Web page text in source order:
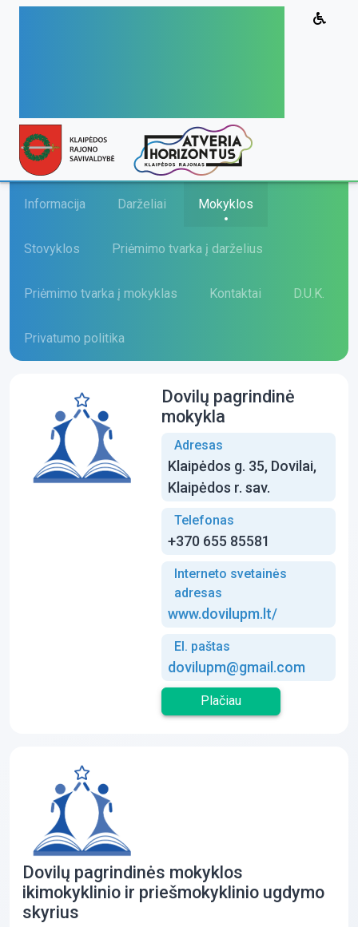
Informacija Darželiai Mokyklos
Stovyklos Priėmimo tvarka į darželius
Priėmimo tvarka į mokyklas Kontaktai D.U.K.
Privatumo politika
Dovilų pagrindinė
mokykla
Adresas
Klaipėdos g. 35, Dovilai,
Klaipėdos r. sav.
Telefonas
+370 655 85581
Interneto svetainės
adresas
www.dovilupm.lt/
El. paštas
dovilupm@gmail.com
Plačiau
Dovilų pagrindinės mokyklos
ikimokyklinio ir priešmokyklinio ugdymo
skyrius